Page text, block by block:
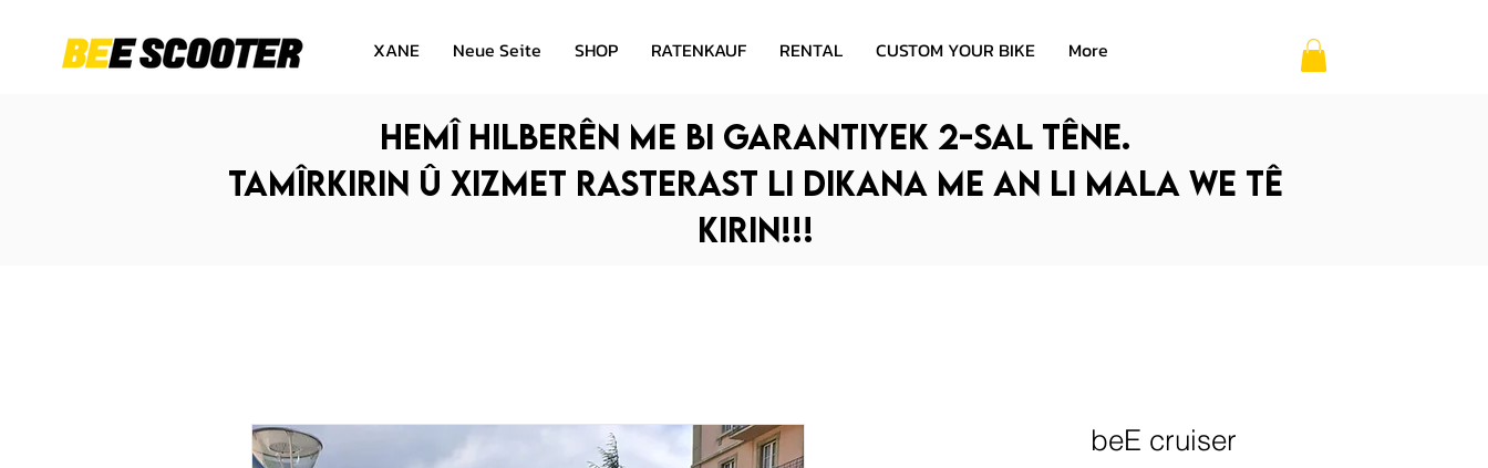
XANE Neue Seite SHOP RATENKAUF RENTAL CUSTOM YOUR BIKE More
Hemî hilberên me bi garantiyek 2-sal têne.
Tamîrkirin û xizmet rasterast li dikana me an li mala we tê
kirin!!!
beE cruiser